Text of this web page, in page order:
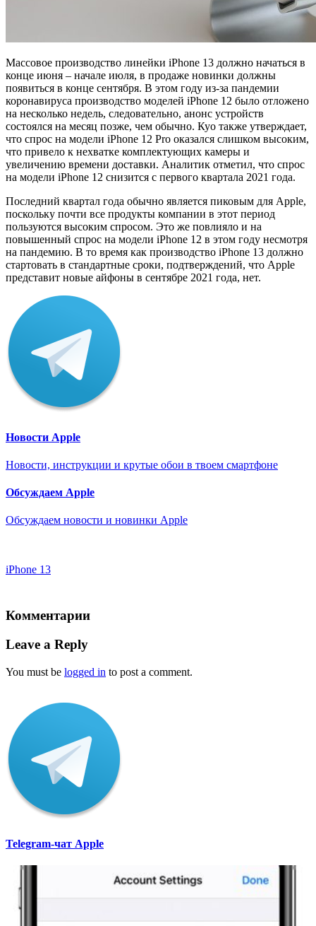
Массовое производство линейки iPhone 13 должно начаться в
конце июня – начале июля, в продаже новинки должны
появиться в конце сентября. В этом году из-за пандемии
коронавируса производство моделей iPhone 12 было отложено
на несколько недель, следовательно, анонс устройств
состоялся на месяц позже, чем обычно. Куо также утверждает,
что спрос на модели iPhone 12 Pro оказался слишком высоким,
что привело к нехватке комплектующих камеры и
увеличению времени доставки. Аналитик отметил, что спрос
на модели iPhone 12 снизится с первого квартала 2021 года.
Последний квартал года обычно является пиковым для Apple,
поскольку почти все продукты компании в этот период
пользуются высоким спросом. Это же повлияло и на
повышенный спрос на модели iPhone 12 в этом году несмотря
на пандемию. В то время как производство iPhone 13 должно
стартовать в стандартные сроки, подтверждений, что Apple
представит новые айфоны в сентябре 2021 года, нет.
Новости Apple
Новости, инструкции и крутые обои в твоем смартфоне
Обсуждаем Apple
Обсуждаем новости и новинки Apple
iPhone 13
Комментарии
Leave a Reply
You must be logged in to post a comment.
Telegram-чат Apple